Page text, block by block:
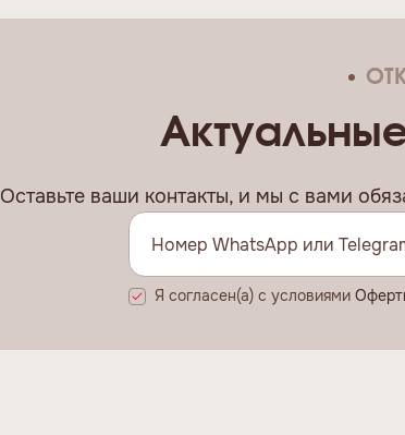
Оставьте ваши контакты, и мы c вами
Я согласен(а) с условиями